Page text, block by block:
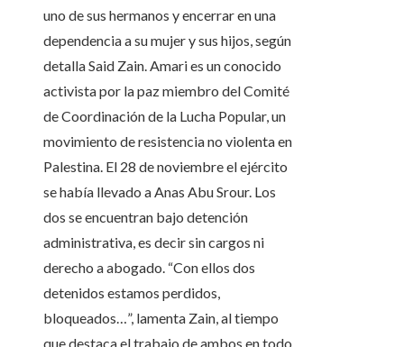
uno de sus hermanos y encerrar en una
dependencia a su mujer y sus hijos, según
detalla Said Zain. Amari es un conocido
activista por la paz miembro del Comité
de Coordinación de la Lucha Popular, un
movimiento de resistencia no violenta en
Palestina. El 28 de noviembre el ejército
se había llevado a Anas Abu Srour. Los
dos se encuentran bajo detención
administrativa, es decir sin cargos ni
derecho a abogado. “Con ellos dos
detenidos estamos perdidos,
bloqueados…”, lamenta Zain, al tiempo
que destaca el trabajo de ambos en todo